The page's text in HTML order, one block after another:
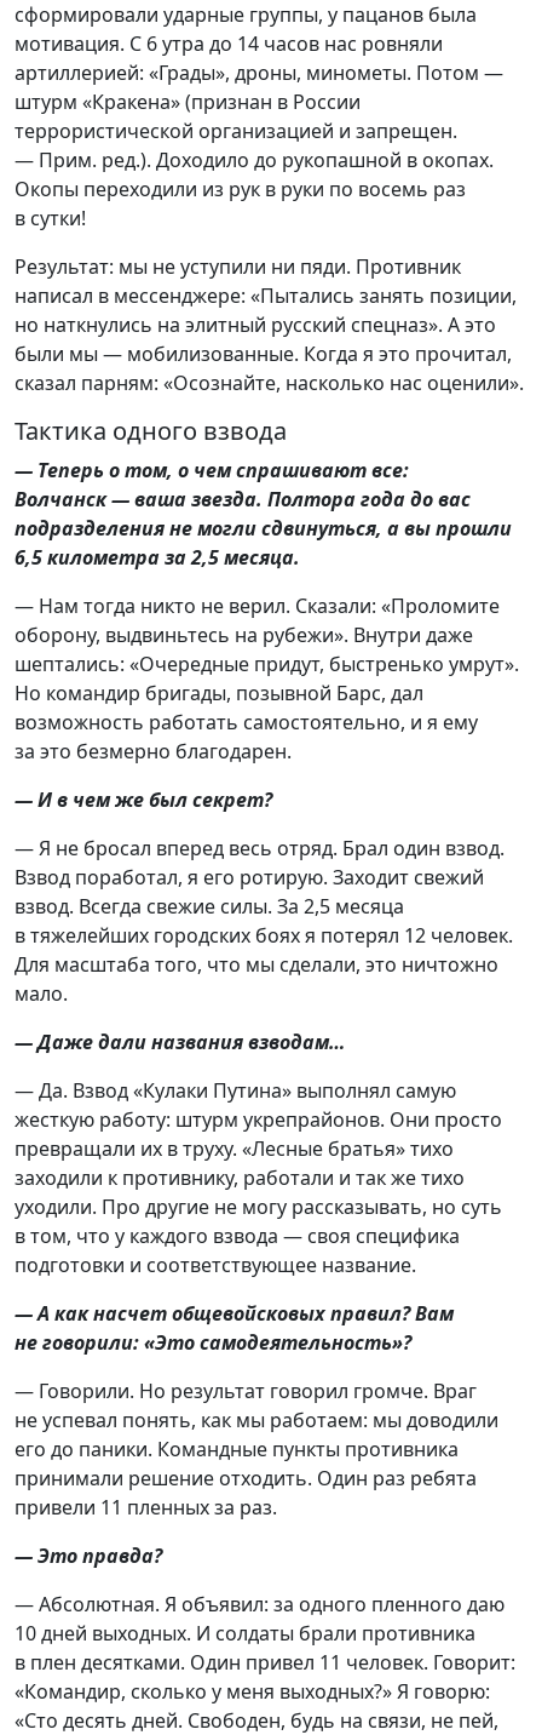
сформировали ударные группы, у пацанов была
мотивация. С 6 утра до 14 часов нас ровняли
артиллерией: «Грады», дроны, минометы. Потом —
штурм «Кракена» (признан в России
террористической организацией и запрещен.
— Прим. ред.). Доходило до рукопашной в окопах.
Окопы переходили из рук в руки по восемь раз
в сутки!
Результат: мы не уступили ни пяди. Противник
написал в мессенджере: «Пытались занять позиции,
но наткнулись на элитный русский спецназ». А это
были мы — мобилизованные. Когда я это прочитал,
сказал парням: «Осознайте, насколько нас оценили».
Тактика одного взвода
— Теперь о том, о чем спрашивают все:
Волчанск — ваша звезда. Полтора года до вас
подразделения не могли сдвинуться, а вы прошли
6,5 километра за 2,5 месяца.
— Нам тогда никто не верил. Сказали: «Проломите
оборону, выдвиньтесь на рубежи». Внутри даже
шептались: «Очередные придут, быстренько умрут».
Но командир бригады, позывной Барс, дал
возможность работать самостоятельно, и я ему
за это безмерно благодарен.
— И в чем же был секрет?
— Я не бросал вперед весь отряд. Брал один взвод.
Взвод поработал, я его ротирую. Заходит свежий
взвод. Всегда свежие силы. За 2,5 месяца
в тяжелейших городских боях я потерял 12 человек.
Для масштаба того, что мы сделали, это ничтожно
мало.
— Даже дали названия взводам…
— Да. Взвод «Кулаки Путина» выполнял самую
жесткую работу: штурм укрепрайонов. Они просто
превращали их в труху. «Лесные братья» тихо
заходили к противнику, работали и так же тихо
уходили. Про другие не могу рассказывать, но суть
в том, что у каждого взвода — своя специфика
подготовки и соответствующее название.
— А как насчет общевойсковых правил? Вам
не говорили: «Это самодеятельность»?
— Говорили. Но результат говорил громче. Враг
не успевал понять, как мы работаем: мы доводили
его до паники. Командные пункты противника
принимали решение отходить. Один раз ребята
привели 11 пленных за раз.
— Это правда?
— Абсолютная. Я объявил: за одного пленного даю
10 дней выходных. И солдаты брали противника
в плен десятками. Один привел 11 человек. Говорит:
«Командир, сколько у меня выходных?» Я говорю:
«Сто десять дней. Свободен, будь на связи, не пей,